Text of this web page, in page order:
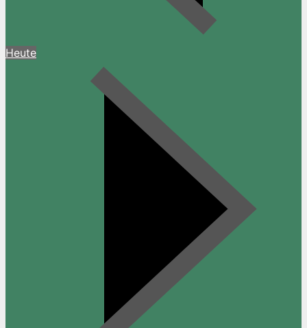
Heute